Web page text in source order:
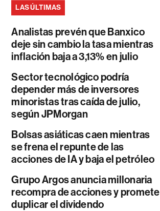
LAS ÚLTIMAS
Analistas prevén que Banxico
deje sin cambio la tasa mientras
inflación baja a 3,13% en julio
Sector tecnológico podría
depender más de inversores
minoristas tras caída de julio,
según JPMorgan
Bolsas asiáticas caen mientras
se frena el repunte de las
acciones de IA y baja el petróleo
Grupo Argos anuncia millonaria
recompra de acciones y promete
duplicar el dividendo